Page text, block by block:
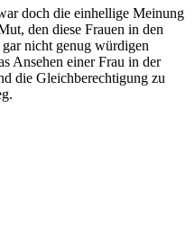
doch die einhellige Meinung
den diese Frauen in den
nicht genug würdigen
Ansehen einer Frau in der
die Gleichberechtigung zu